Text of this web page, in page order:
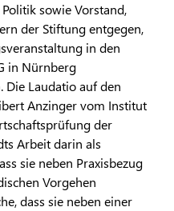
sowie Vorstand,
der Stiftung entgegen,
in den
in Nürnberg
Die Laudatio auf den
Anzinger vom Institut
der
Arbeit darin als
sie neben Praxisbezug
Vorgehen
dass sie neben einer